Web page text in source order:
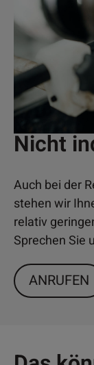
Nicht
Auch bei der
stehen wir
relativ
Sprechen Sie
ANRUFEN